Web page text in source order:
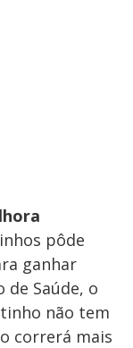
pôde
ganhar
de Saúde, o
não tem
correrá mais